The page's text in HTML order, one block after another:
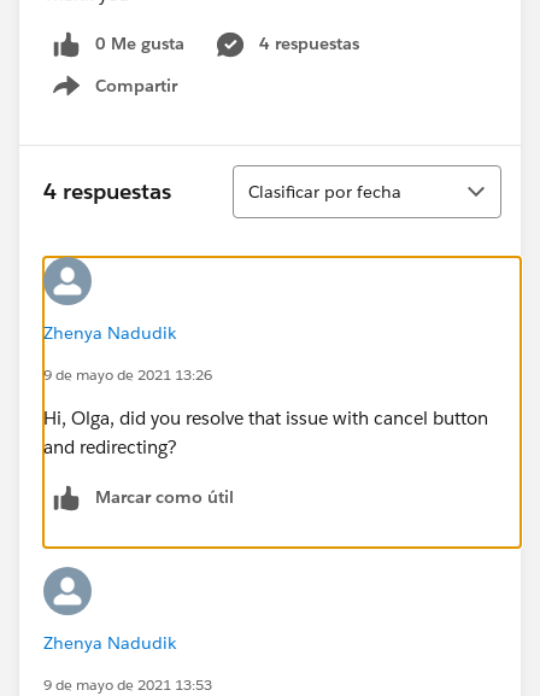
0 Me gusta
4 respuestas
Compartir
Show menu
4 respuestas
Ordenar
Clasificar por fecha
Zhenya Nadudik
9 de mayo de 2021 13:26
Hi, Olga, did you resolve that issue with cancel button
and redirecting?
Marcar como útil
Zhenya Nadudik
9 de mayo de 2021 13:53